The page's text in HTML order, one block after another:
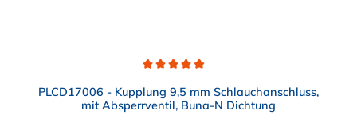
PLCD17006 - Kupplung 9,5 mm Schlauchanschluss,
mit Absperrventil, Buna-N Dichtung